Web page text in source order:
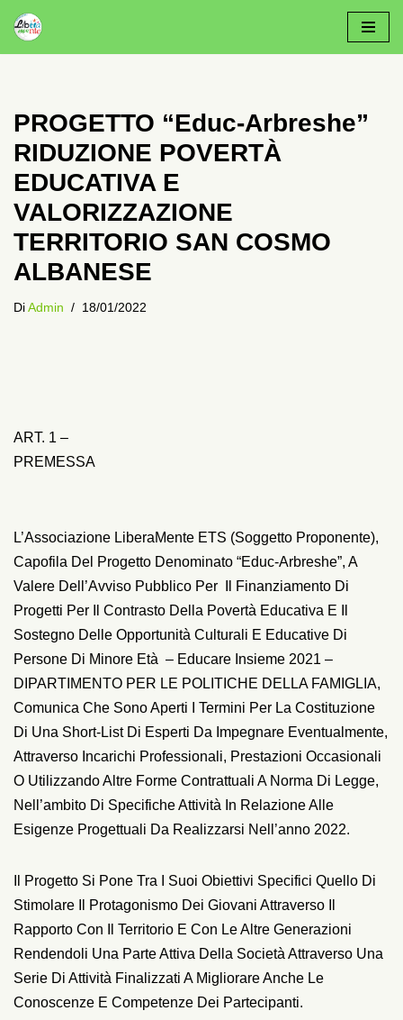
PROGETTO “Educ-Arbreshe”
RIDUZIONE POVERTÀ
EDUCATIVA E
VALORIZZAZIONE
TERRITORIO SAN COSMO
ALBANESE
DiAdmin 18/01/2022
ART. 1 –
PREMESSA
L’Associazione LiberaMente ETS (soggetto Proponente),
Capofila Del Progetto Denominato “Educ-Arbreshe”, A
Valere Dell’Avviso Pubblico Per Il Finanziamento Di
Progetti Per Il Contrasto Della Povertà Educativa E Il
Sostegno Delle Opportunità Culturali E Educative Di
Persone Di Minore Età – Educare Insieme 2021 –
DIPARTIMENTO PER LE POLITICHE DELLA FAMIGLIA,
Comunica Che Sono Aperti I Termini Per La Costituzione
Di Una Short-List Di Esperti Da Impegnare Eventualmente,
Attraverso Incarichi Professionali, Prestazioni Occasionali
O Utilizzando Altre Forme Contrattuali A Norma Di Legge,
Nell’ambito Di Specifiche Attività In Relazione Alle
Esigenze Progettuali Da Realizzarsi Nell’anno 2022.
Il Progetto Si Pone Tra I Suoi Obiettivi Specifici Quello Di
Stimolare Il Protagonismo Dei Giovani Attraverso Il
Rapporto Con Il Territorio E Con Le Altre Generazioni
Rendendoli Una Parte Attiva Della Società Attraverso Una
Serie Di Attività Finalizzati A Migliorare Anche Le
Conoscenze E Competenze Dei Partecipanti.